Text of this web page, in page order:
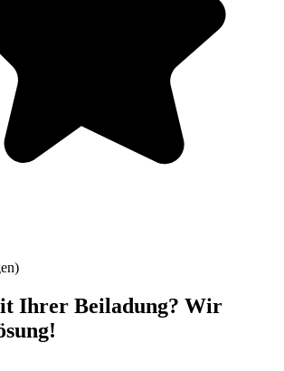
Ihrer Beiladung? Wir